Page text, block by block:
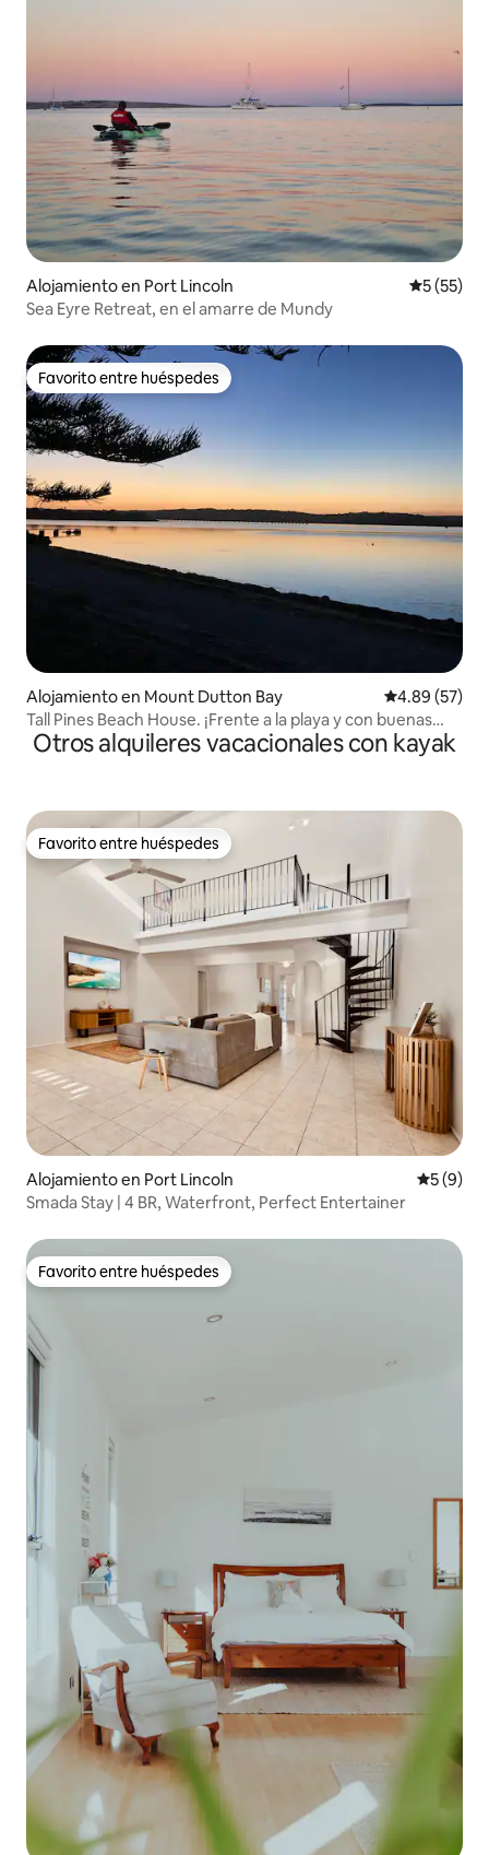
Alojamiento en Port Lincoln
5 (55)
Sea Eyre Retreat, en el amarre de Mundy
Favorito entre huéspedes
Favorito entre huéspedes
Alojamiento en Mount Dutton Bay Calificación
4.89 (57)
Tall Pines Beach House. ¡Frente a la playa y con buenas
evaluaciones!
Otros alquileres vacacionales con kayak
Favorito entre huéspedes
Favorito entre huéspedes
Alojamiento en Port Lincoln
5 (9)
Smada Stay | 4 BR, Waterfront, Perfect Entertainer
Favorito entre huéspedes
Favorito entre huéspedes